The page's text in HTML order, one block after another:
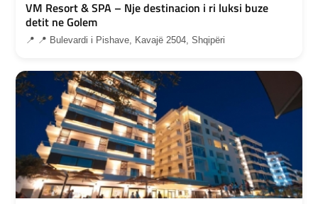
VM Resort & SPA – Nje destinacion i ri luksi buze
detit ne Golem
📍 📍 Bulevardi i Pishave, Kavajë 2504, Shqipëri